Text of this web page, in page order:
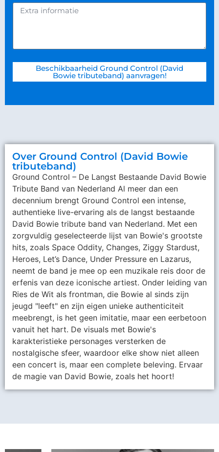
Beschikbaarheid Ground Control (David
Bowie tributeband) aanvragen!
Over Ground Control (David Bowie
tributeband)
Ground Control – De Langst Bestaande David Bowie
Tribute Band van Nederland Al meer dan een
decennium brengt Ground Control een intense,
authentieke live-ervaring als de langst bestaande
David Bowie tribute band van Nederland. Met een
zorgvuldig geselecteerde lijst van Bowie's grootste
hits, zoals Space Oddity, Changes, Ziggy Stardust,
Heroes, Let’s Dance, Under Pressure en Lazarus,
neemt de band je mee op een muzikale reis door de
erfenis van deze iconische artiest. Onder leiding van
Ries de Wit als frontman, die Bowie al sinds zijn
jeugd "leeft" en zijn eigen unieke authenticiteit
meebrengt, is het geen imitatie, maar een eerbetoon
vanuit het hart. De visuals met Bowie's
karakteristieke personages versterken de
nostalgische sfeer, waardoor elke show niet alleen
een concert is, maar een complete beleving. Ervaar
de magie van David Bowie, zoals het hoort!